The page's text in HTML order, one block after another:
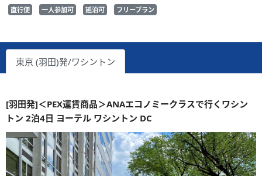
直行便 一人参加可 延泊可 フリープラン
東京 (羽田)発/ワシントン
[羽田発]＜PEX運賃商品＞ANAエコノミークラスで行くワシン
トン 2泊4日 ヨーテル ワシントン DC